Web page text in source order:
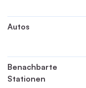
Autos
Benachbarte
Stationen